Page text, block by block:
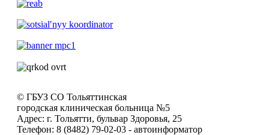
© ГБУЗ СО Тольяттинская
городская клиническая больница №5
Адрес: г. Тольятти, бульвар Здоровья, 25
Телефон: 8 (8482) 79-02-03 - автоинформатор